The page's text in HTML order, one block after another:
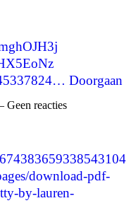
Doorgaan
reacties
download-pdf-
by-lauren-